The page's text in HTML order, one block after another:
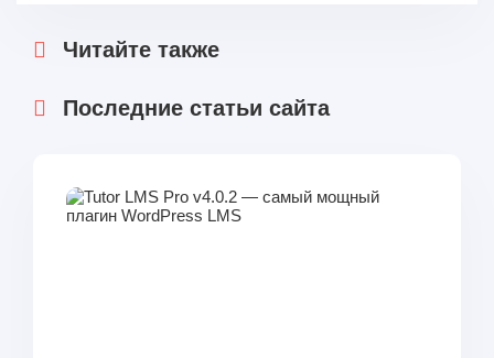
Читайте также
Последние статьи сайта